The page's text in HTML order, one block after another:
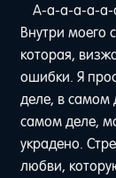
А-а-а-а-а-а-
Внутри моего
которая,
ошибки. Я
деле, в самом
самом деле,
украдено.
любви,